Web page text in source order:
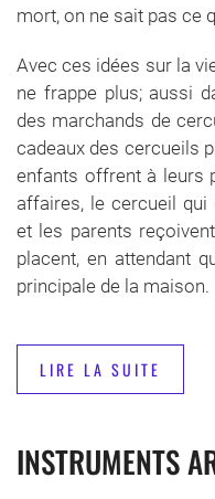
mort, on ne sait pas ce
Avec ces idées sur la
ne frappe plus; aussi
des marchands de
cadeaux des cercueils
enfants offrent à leurs
affaires, le cercueil qui
et les parents
placent, en attendant
principale de la maison.
LIRE LA SUITE
INSTRUMENTS